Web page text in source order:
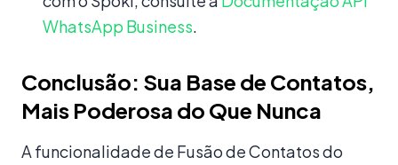
WhatsApp Business
Conclusão: Sua Base de Contatos,
Mais Poderosa do Que Nunca
A funcionalidade de Fusão de Contatos do